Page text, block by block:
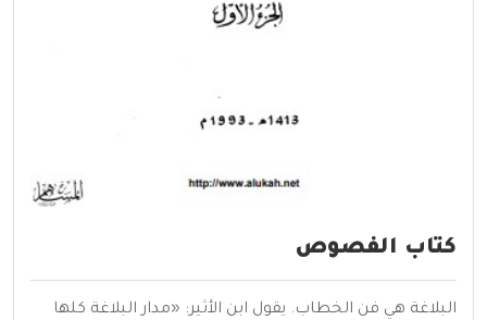
كتاب الفصوص
البلاغة هي فن الخطاب. يقول ابن الأثير: «مدار البلاغة كلها